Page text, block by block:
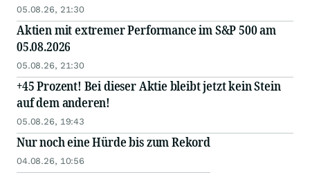
05.08.26, 21:30
Aktien mit extremer Performance im S&P 500 am
05.08.2026
05.08.26, 21:30
+45 Prozent! Bei dieser Aktie bleibt jetzt kein Stein
auf dem anderen!
05.08.26, 19:43
Nur noch eine Hürde bis zum Rekord
04.08.26, 10:56